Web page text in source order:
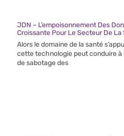
JDN – L’empoisonnement Des
Croissante Pour Le Secteur De La
Alors le domaine de la santé
cette technologie peut conduire à
de sabotage des